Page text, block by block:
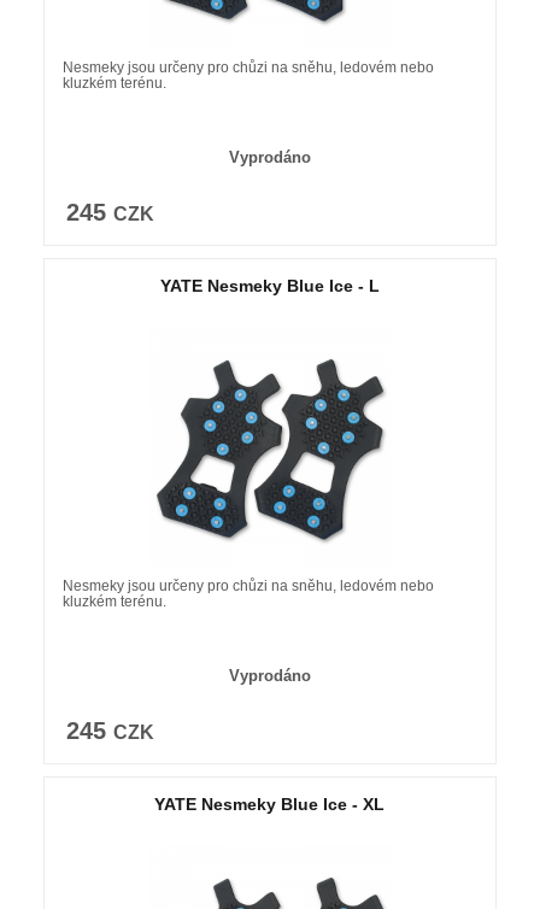
Nesmeky jsou určeny pro chůzi na sněhu, ledovém nebo
kluzkém terénu.
Vyprodáno
245 CZK
YATE Nesmeky Blue Ice - L
Nesmeky jsou určeny pro chůzi na sněhu, ledovém nebo
kluzkém terénu.
Vyprodáno
245 CZK
YATE Nesmeky Blue Ice - XL